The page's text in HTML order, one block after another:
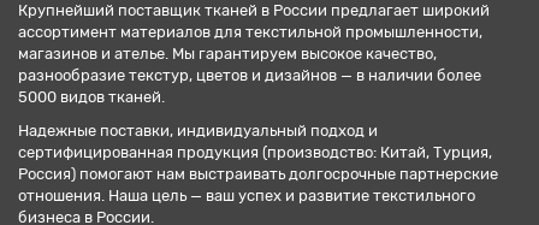
Крупнейший поставщик тканей в России предлагает широкий
ассортимент материалов для текстильной промышленности,
магазинов и ателье. Мы гарантируем высокое качество,
разнообразие текстур, цветов и дизайнов — в наличии более
5000 видов тканей.
Надежные поставки, индивидуальный подход и
сертифицированная продукция (производство: Китай, Турция,
Россия) помогают нам выстраивать долгосрочные партнерские
отношения. Наша цель — ваш успех и развитие текстильного
бизнеса в России.